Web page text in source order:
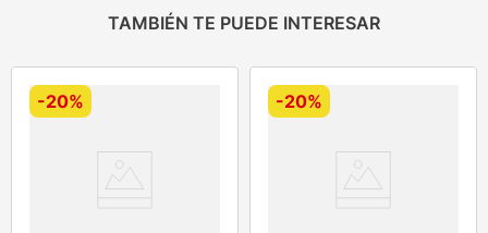
TAMBIÉN TE PUEDE INTERESAR
-20% -20%